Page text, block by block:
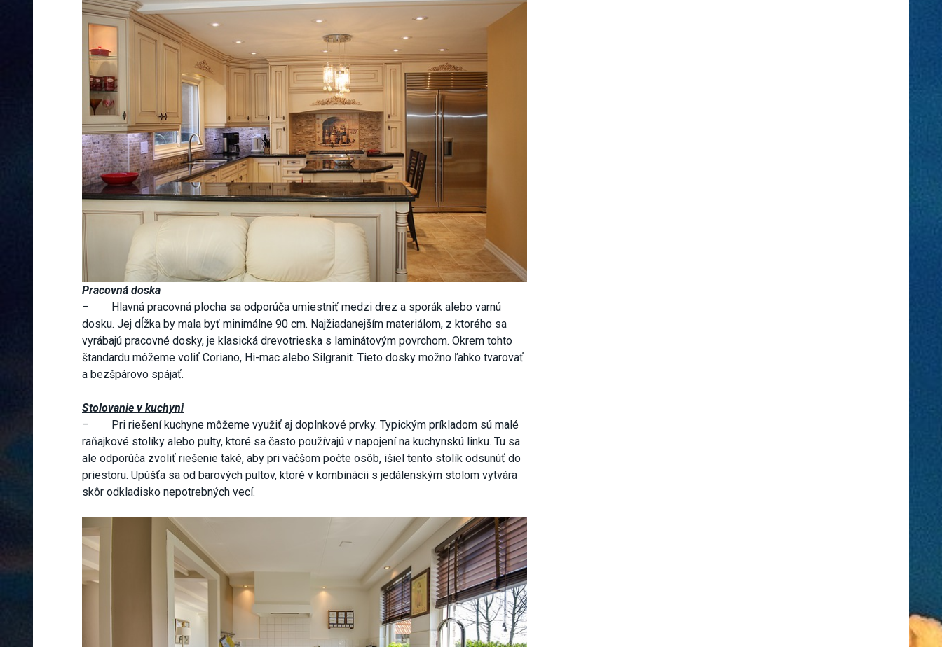
Pracovná doska
– Hlavná pracovná plocha sa odporúča umiestniť medzi drez a sporák alebo varnú
dosku. Jej dĺžka by mala byť minimálne 90 cm. Najžiadanejším materiálom, z ktorého sa
vyrábajú pracovné dosky, je klasická drevotrieska s laminátovým povrchom. Okrem tohto
štandardu môžeme voliť Coriano, Hi-mac alebo Silgranit. Tieto dosky možno ľahko tvarovať
a bezšpárovo spájať.
Stolovanie v kuchyni
– Pri riešení kuchyne môžeme využiť aj doplnkové prvky. Typickým príkladom sú malé
raňajkové stolíky alebo pulty, ktoré sa často používajú v napojení na kuchynskú linku. Tu sa
ale odporúča zvoliť riešenie také, aby pri väčšom počte osôb, išiel tento stolík odsunúť do
priestoru. Upúšťa sa od barových pultov, ktoré v kombinácii s jedálenským stolom vytvára
skôr odkladisko nepotrebných vecí.